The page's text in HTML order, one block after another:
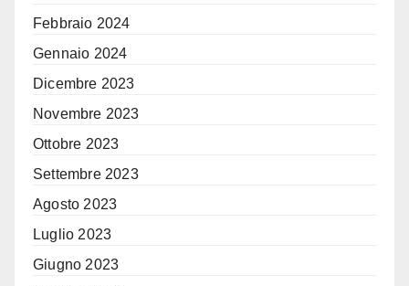
Febbraio 2024
Gennaio 2024
Dicembre 2023
Novembre 2023
Ottobre 2023
Settembre 2023
Agosto 2023
Luglio 2023
Giugno 2023